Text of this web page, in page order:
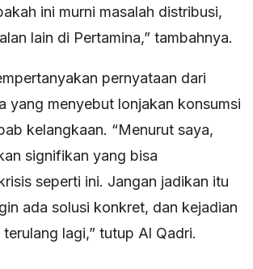
ini murni masalah distribusi,
lain di Pertamina,” tambahnya.
pernyataan dari
yang menyebut lonjakan konsumsi
kelangkaan. “Menurut saya,
signifikan yang bisa
seperti ini. Jangan jadikan itu
ada solusi konkret, dan kejadian
lagi,” tutup Al Qadri.